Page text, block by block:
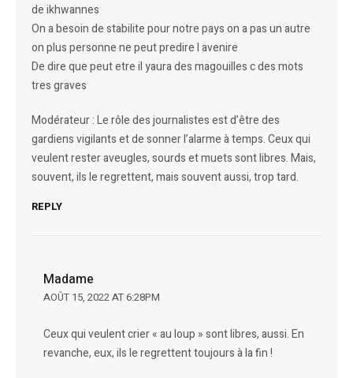
de ikhwannes
On a besoin de stabilite pour notre pays on a pas un autre
on plus personne ne peut predire l avenire
De dire que peut etre il yaura des magouilles c des mots
tres graves
Modérateur : Le rôle des journalistes est d’être des
gardiens vigilants et de sonner l’alarme à temps. Ceux qui
veulent rester aveugles, sourds et muets sont libres. Mais,
souvent, ils le regrettent, mais souvent aussi, trop tard.
REPLY
Madame
AOÛT 15, 2022 AT 6:28PM
Ceux qui veulent crier « au loup » sont libres, aussi. En
revanche, eux, ils le regrettent toujours à la fin !